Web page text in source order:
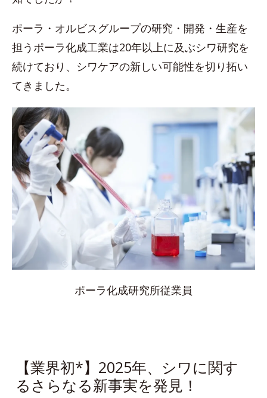
ポーラ・オルビスグループの研究・開発・生産を
担うポーラ化成工業は20年以上に及ぶシワ研究を
続けており、シワケアの新しい可能性を切り拓い
てきました。
ポーラ化成研究所従業員
【業界初*】2025年、シワに関す
るさらなる新事実を発見！